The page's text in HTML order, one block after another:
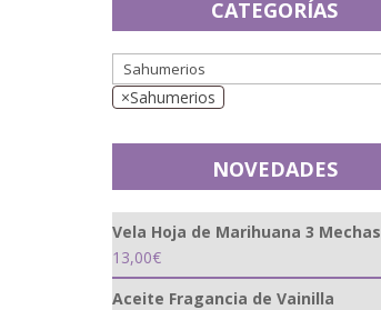
CATEGORÍAS
×Sahumerios
NOVEDADES
Vela Hoja de Marihuana 3 Mechas
13,00€
Aceite Fragancia de Vainilla